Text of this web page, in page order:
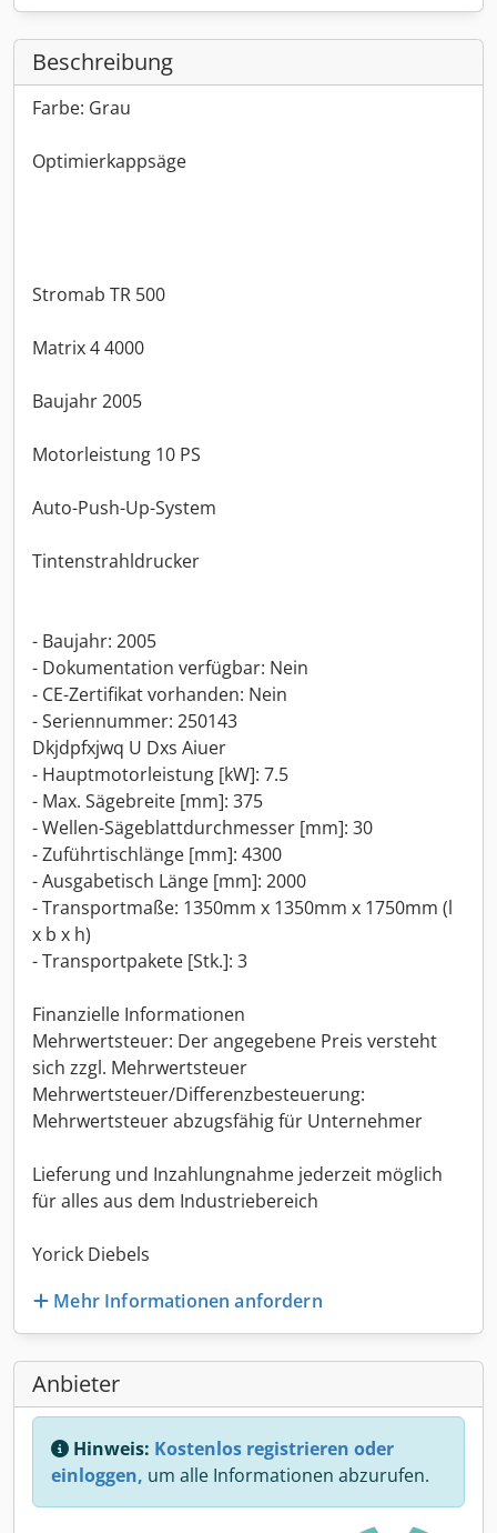
Beschreibung
Farbe: Grau
Optimierkappsäge
Stromab TR 500
Matrix 4 4000
Baujahr 2005
Motorleistung 10 PS
Auto-Push-Up-System
Tintenstrahldrucker
- Baujahr: 2005
- Dokumentation verfügbar: Nein
- CE-Zertifikat vorhanden: Nein
- Seriennummer: 250143
Dkjdpfxjwq U Dxs Aiuer
- Hauptmotorleistung [kW]: 7.5
- Max. Sägebreite [mm]: 375
- Wellen-Sägeblattdurchmesser [mm]: 30
- Zuführtischlänge [mm]: 4300
- Ausgabetisch Länge [mm]: 2000
- Transportmaße: 1350mm x 1350mm x 1750mm (l
x b x h)
- Transportpakete [Stk.]: 3
Finanzielle Informationen
Mehrwertsteuer: Der angegebene Preis versteht
sich zzgl. Mehrwertsteuer
Mehrwertsteuer/Differenzbesteuerung:
Mehrwertsteuer abzugsfähig für Unternehmer
Lieferung und Inzahlungnahme jederzeit möglich
für alles aus dem Industriebereich
Yorick Diebels
Mehr Informationen anfordern
Anbieter
Hinweis: Kostenlos registrieren oder
einloggen, um alle Informationen abzurufen.